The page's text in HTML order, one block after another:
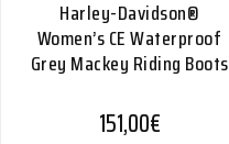
Harley-Davidson®
Women’s CE Waterproof
Grey Mackey Riding Boots
151,00€